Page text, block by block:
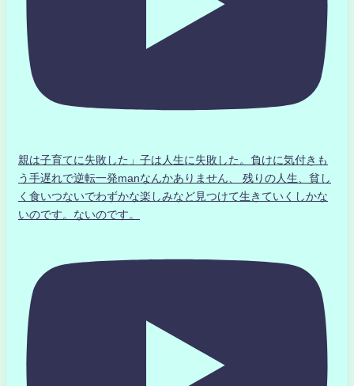
親は子育てに失敗した」子は人生に失敗した。負けに気付きも
う手遅れで逆転一発manなんかありません、 残りの人生、貧し
く食いつないでわずかな楽しみなど見つけて生きていくしかな
いのです。ないのです。